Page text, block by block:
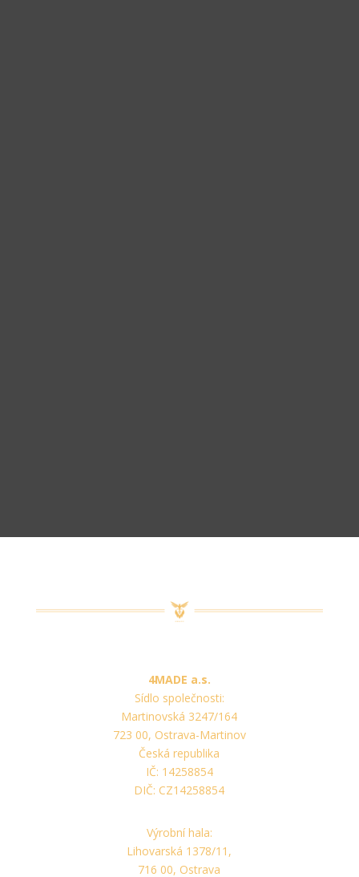
4MADE a.s.
Sídlo společnosti:
Martinovská 3247/164
723 00, Ostrava-Martinov
Česká republika
IČ: 14258854
DIČ: CZ14258854
Výrobní hala:
Lihovarská 1378/11,
716 00, Ostrava